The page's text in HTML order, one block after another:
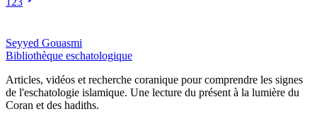
Seyyed Gouasmi
Bibliothèque eschatologique
Articles, vidéos et recherche coranique pour comprendre les signes
de l'eschatologie islamique. Une lecture du présent à la lumière du
Coran et des hadiths.